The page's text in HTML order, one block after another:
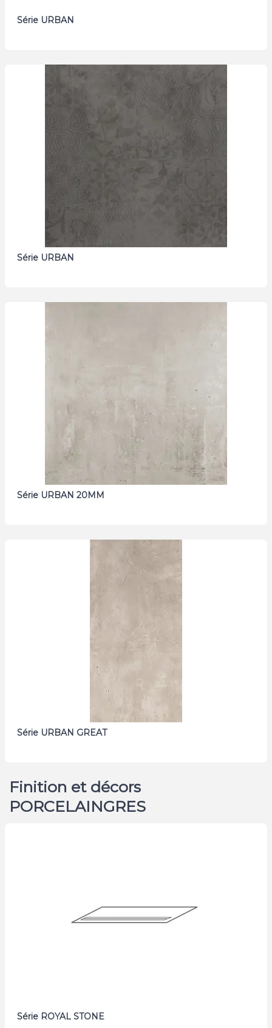
Série URBAN
Série URBAN
Série URBAN 20MM
Série URBAN GREAT
Finition et décors
PORCELAINGRES
Série ROYAL STONE